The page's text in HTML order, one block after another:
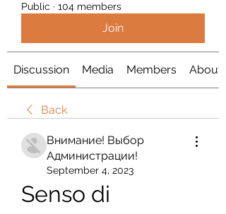
Public · 104 members
Join
Discussion Media Members About
Back
Внимание! Выбор
Администрации!
September 4, 2023
Senso di